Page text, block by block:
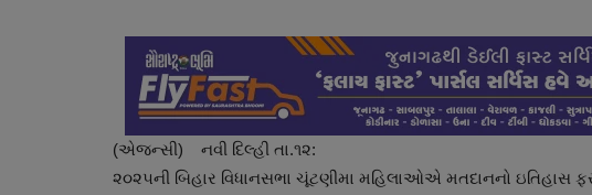
(એજન્સી) નવી દિલ્હી તા.૧૨:
૨૦૨૫ની બિહાર વિધાનસભા ચૂંટણીમા મહિલાઓએ મતદાનનો ઇતિહાસ